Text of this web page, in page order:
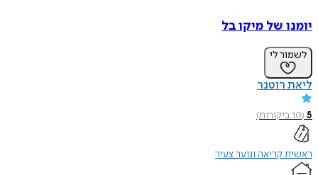
יומנו של מיקו בל
לשמור לי
ליאת רוטנר
5
(
10ביקורות)
ראשית קריאה ונוער צעיר